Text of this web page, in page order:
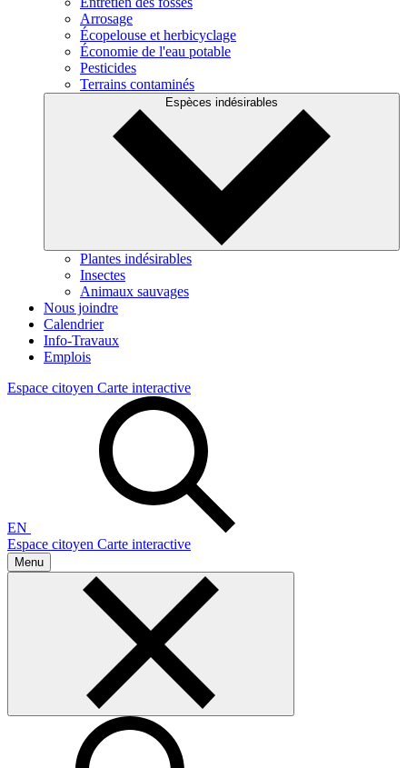
Arrosage
Écopelouse et herbicyclage
Économie de l'eau potable
Pesticides
Terrains contaminés
Espèces indésirables
Plantes indésirables
Insectes
Animaux sauvages
Nous joindre
Calendrier
Info-Travaux
Emplois
Espace citoyen Carte interactive
EN
Espace citoyen Carte interactive
Menu